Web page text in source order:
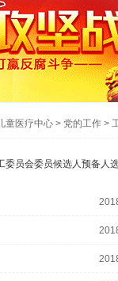
童医疗中心 > 党的工作 >
委员会委员候选人预备人